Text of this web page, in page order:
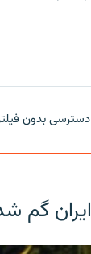
دسترسی بدون
دلار را